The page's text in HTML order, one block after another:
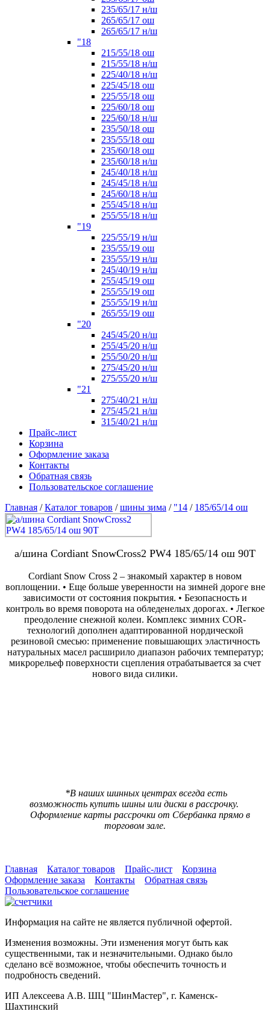
235/65/17 н/ш
265/65/17 ош
265/65/17 н/ш
"18
215/55/18 ош
215/55/18 н/ш
225/40/18 н/ш
225/45/18 ош
225/55/18 ош
225/60/18 ош
225/60/18 н/ш
235/50/18 ош
235/55/18 ош
235/60/18 ош
235/60/18 н/ш
245/40/18 н/ш
245/45/18 н/ш
245/60/18 н/ш
255/45/18 н/ш
255/55/18 н/ш
"19
225/55/19 н/ш
235/55/19 ош
235/55/19 н/ш
245/40/19 н/ш
255/45/19 ош
255/55/19 ош
255/55/19 н/ш
265/55/19 ош
"20
245/45/20 н/ш
255/45/20 н/ш
255/50/20 н/ш
275/45/20 н/ш
275/55/20 н/ш
"21
275/40/21 н/ш
275/45/21 н/ш
315/40/21 н/ш
Прайс-лист
Корзина
Оформление заказа
Контакты
Обратная связь
Пользовательское соглашение
Главная /Каталог товаров /шины зима / "14 / 185/65/14 ош
а/шина Cordiant SnowCross2 PW4 185/65/14 ош 90T
Cordiant Snow Cross 2 – знакомый характер в новом
воплощении. • Еще больше уверенности на зимней дороге вне
зависимости от состояния покрытия. • Безопасность и
контроль во время поворота на обледенелых дорогах. • Легкое
преодоление снежной колеи. Комплекс зимних COR-
технологий дополнен адаптированной нордической
резиновой смесью: применение повышающих эластичность
натуральных масел расширило диапазон рабочих температур;
микрорельеф поверхности сцепления отрабатывается за счет
нового вида силики.
*В наших шинных центрах всегда есть
возможность купить шины или диски в рассрочку.
Оформление карты рассрочки от Сбербанка прямо в
торговом зале.
Главная Каталог товаров Прайс-лист
Корзина
Оформление заказа
Контакты
Обратная связь
Пользовательское соглашение
Информация на сайте не является публичной офертой.
Изменения возможны. Эти изменения могут быть как
существенными, так и незначительными. Однако было
сделано всё возможное, чтобы обеспечить точность и
подробность сведений.
ИП Алексеева А.В. ШЦ "ШинМастер", г. Каменск-
Шахтинский